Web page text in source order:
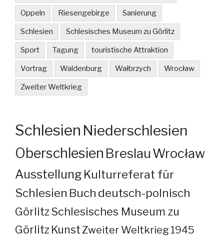
Oppeln Riesengebirge Sanierung
Schlesien Schlesisches Museum zu Görlitz
Sport Tagung touristische Attraktion
Vortrag Waldenburg Wałbrzych Wrocław
Zweiter Weltkrieg
Schlesien Niederschlesien
Oberschlesien Breslau Wrocław
Ausstellung Kulturreferat für
Schlesien Buch deutsch-polnisch
GörlitzSchlesisches Museum zu
Görlitz KunstZweiter Weltkrieg 1945